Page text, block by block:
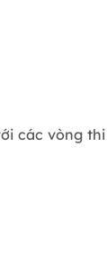
các vòng thi